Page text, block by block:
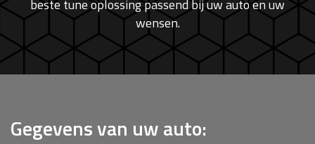
beste tune oplossing passend bij uw auto en uw
wensen.
Gegevens van uw auto: